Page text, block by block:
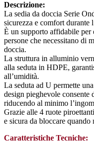
Descrizione:
La sedia da doccia Serie
sicurezza e comfort durante
È un supporto affidabile
persone che necessitano di
doccia.
La struttura in alluminio
alla seduta in HDPE,
all’umidità.
La seduta ad U permette
design pieghevole
riducendo al minimo
Grazie alle 4 ruote
e sicura da bloccare quando
Caratteristiche Tecniche: